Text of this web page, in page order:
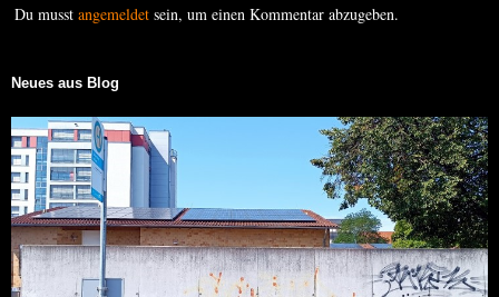
Du musstangemeldet sein, um einen Kommentar abzugeben.
Neues aus Blog